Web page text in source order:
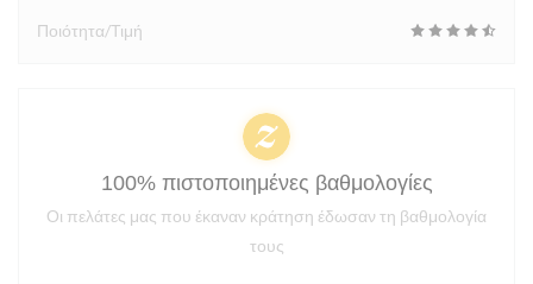
Ποιότητα/Τιμή
100% πιστοποιημένες βαθμολογίες
Οι πελάτες μας που έκαναν κράτηση έδωσαν τη βαθμολογία
τους